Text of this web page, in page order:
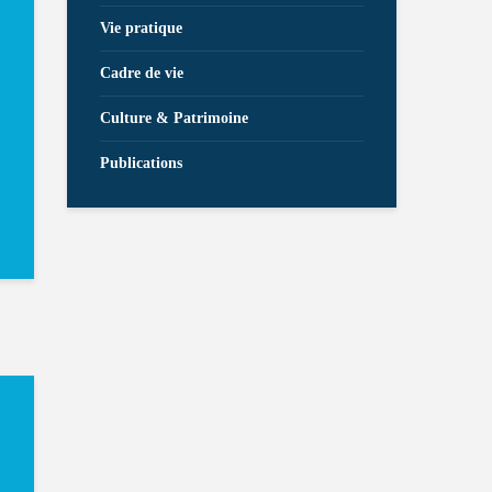
Vie pratique
Cadre de vie
Culture & Patrimoine
Publications